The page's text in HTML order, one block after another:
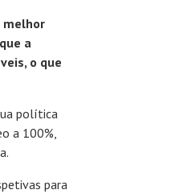
melhor
a
o que
política
a 100%,
para